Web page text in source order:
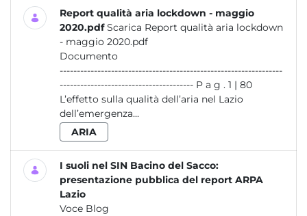
Report qualità aria lockdown - maggio
2020.pdf Scarica Report qualità aria lockdown
- maggio 2020.pdf
Documento
-----------------------------------------------------------------
--------------------------------------- P a g . 1 | 80
L’effetto sulla qualità dell’aria nel Lazio
dell’emergenza...
ARIA
I suoli nel SIN Bacino del Sacco:
presentazione pubblica del report ARPA
Lazio
Voce Blog